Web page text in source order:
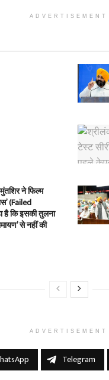
ADVERTISEMENT
ने फिल्म
(Failed
है कि इसकी तुलना
से नहीं की
ADVERTISEMENT
Telegram